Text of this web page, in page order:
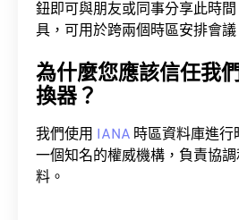
鈕即可與朋友或同事分享此時
具，可用於跨兩個時區安排會議
為什麼您應該信任我
換器？
我們使用 IANA 時區資料庫進行
一個知名的權威機構，負責協
料。